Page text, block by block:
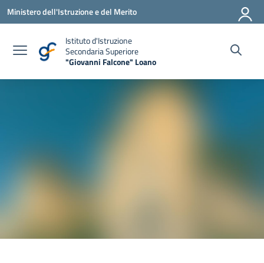
Vai ai contenuti
Vai al menu di navigazione
Vai al footer
Ministero dell'Istruzione e del Merito
Istituto d'Istruzione
Secondaria Superiore
"Giovanni Falcone" Loano